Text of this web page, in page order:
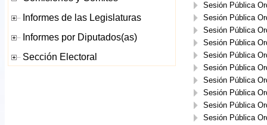
Sesión Pública
Sesión Pública
Sesión Pública
Sesión Pública
Sesión Pública
Sesión Pública
Sesión Pública
Sesión Pública
Sesión Pública
Sesión Pública